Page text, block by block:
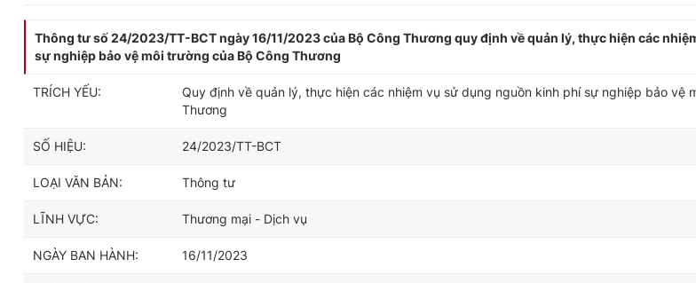
Thông tư số 24/2023/TT-BCT ngày 16/11/2023 của Bộ Công Thương quy định về quản lý, thực hiện các
sự nghiệp bảo vệ môi trường của Bộ Công Thương
TRÍCH YẾU:
Quy định về quản lý, thực hiện các nhiệm vụ sử dụng nguồn kinh phí sự nghiệp bảo vệ
Thương
SỐ HIỆU: 24/2023/TT-BCT
LOẠI VĂN BẢN: Thông tư
LĨNH VỰC: Thương mại - Dịch vụ
NGÀY BAN HÀNH: 16/11/2023